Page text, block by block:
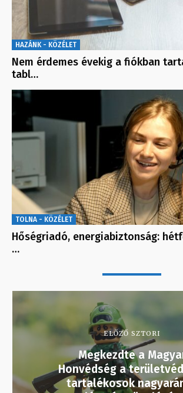
HAZÁNK - KÖZÉLET
Nem érdemes évekig a fiókban
tabl…
TOLNA - KÖZÉLET
Hőségriadó, energiabiztonság:
…
ELŐZŐ SZTORI
Megkezdte a
Honvédség a
tartalékosok